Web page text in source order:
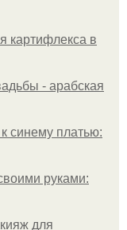
картифлекса в
- арабская
синему платью:
руками:
для